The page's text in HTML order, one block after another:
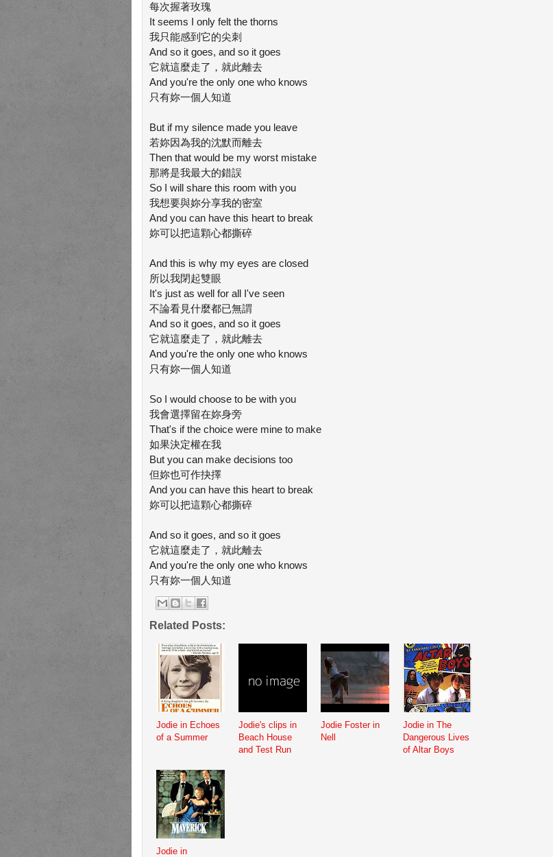
每次握著玫瑰
It seems I only felt the thorns
我只能感到它的尖刺
And so it goes, and so it goes
它就這麼走了，就此離去
And you're the only one who knows
只有妳一個人知道
But if my silence made you leave
若妳因為我的沈默而離去
Then that would be my worst mistake
那將是我最大的錯誤
So I will share this room with you
我想要與妳分享我的密室
And you can have this heart to break
妳可以把這顆心都撕碎
And this is why my eyes are closed
所以我閉起雙眼
It's just as well for all I've seen
不論看見什麼都已無謂
And so it goes, and so it goes
它就這麼走了，就此離去
And you're the only one who knows
只有妳一個人知道
So I would choose to be with you
我會選擇留在妳身旁
That's if the choice were mine to make
如果決定權在我
But you can make decisions too
但妳也可作抉擇
And you can have this heart to break
妳可以把這顆心都撕碎
And so it goes, and so it goes
它就這麼走了，就此離去
And you're the only one who knows
只有妳一個人知道
Related Posts:
Jodie in Echoes
of a Summer
Jodie's clips in
Beach House
and Test Run
Jodie Foster in
Nell
Jodie in The
Dangerous Lives
of Altar Boys
Jodie in